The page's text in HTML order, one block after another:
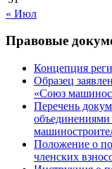
« Июл
Правовые
Концепция
Образец
«Союз
Перечень
Положение о
членских